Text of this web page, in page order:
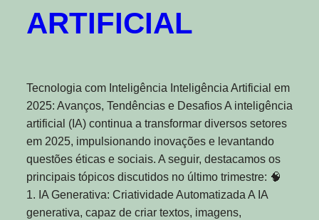
ARTIFICIAL
Tecnologia com Inteligência Inteligência Artificial em
2025: Avanços, Tendências e Desafios A inteligência
artificial (IA) continua a transformar diversos setores
em 2025, impulsionando inovações e levantando
questões éticas e sociais. A seguir, destacamos os
principais tópicos discutidos no último trimestre: 🧠
1. IA Generativa: Criatividade Automatizada A IA
generativa, capaz de criar textos, imagens,